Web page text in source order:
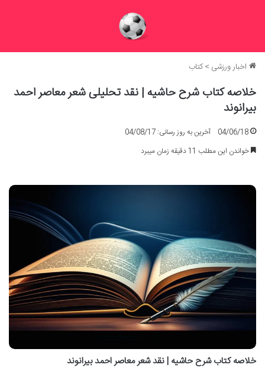
اخبار ورزشی >کتاب
خلاصه کتاب شرح حاشیه | نقد تحلیلی شعر معاصر احمد
بیرانوند
04/06/18
آخرین به روز رسانی: 04/08/17
خواندن این مطلب 11 دقیقه زمان میبرد
خلاصه کتاب شرح حاشیه | نقد شعر معاصر احمد بیرانوند